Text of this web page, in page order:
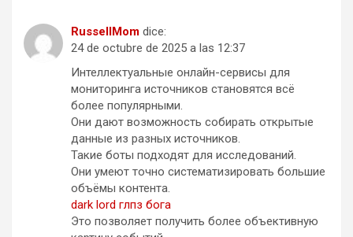
RussellMom dice:
24 de octubre de 2025 a las 12:37
Интеллектуальные онлайн-сервисы для
мониторинга источников становятся всё
более популярными.
Они дают возможность собирать открытые
данные из разных источников.
Такие боты подходят для исследований.
Они умеют точно систематизировать большие
объёмы контента.
dark lord глпз бога
Это позволяет получить более объективную